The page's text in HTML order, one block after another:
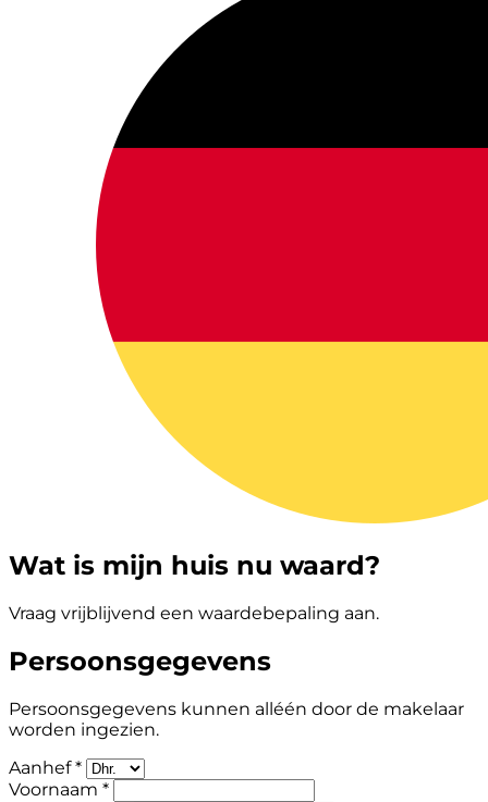
Wat is mijn huis nu waard?
Vraag vrijblijvend een waardebepaling aan.
Persoonsgegevens
Persoonsgegevens kunnen alléén door de makelaar
worden ingezien.
Aanhef *
Voornaam *